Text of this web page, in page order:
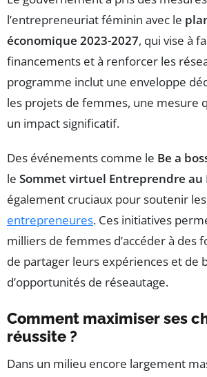
l’entrepreneuriat féminin avec le
économique 2023-2027, qui vise à
financements et à renforcer les
programme inclut une enveloppe
les projets de femmes, une mesure
un impact significatif.
Des événements comme le Be a
le Sommet virtuel Entreprendre au
également cruciaux pour soutenir les
entrepreneures. Ces initiatives
milliers de femmes d’accéder à des
de partager leurs expériences et de
d’opportunités de réseautage.
Comment maximiser ses
réussite ?
Dans un milieu encore largement